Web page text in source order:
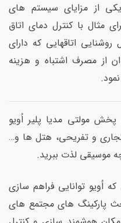
یکی از مزایای سیستم های
مثال با کنترل دمای اتاق
اتاقهایی که دارای
از مصرف اشتباه و هزینه
پخش مولتی مدیا پلیر اُویو
و تفریحی، هتل ها و…
موسیقی لذت ببرید.
اُویو توانایی فراهم سازی
پارکینگ های مجتمع های